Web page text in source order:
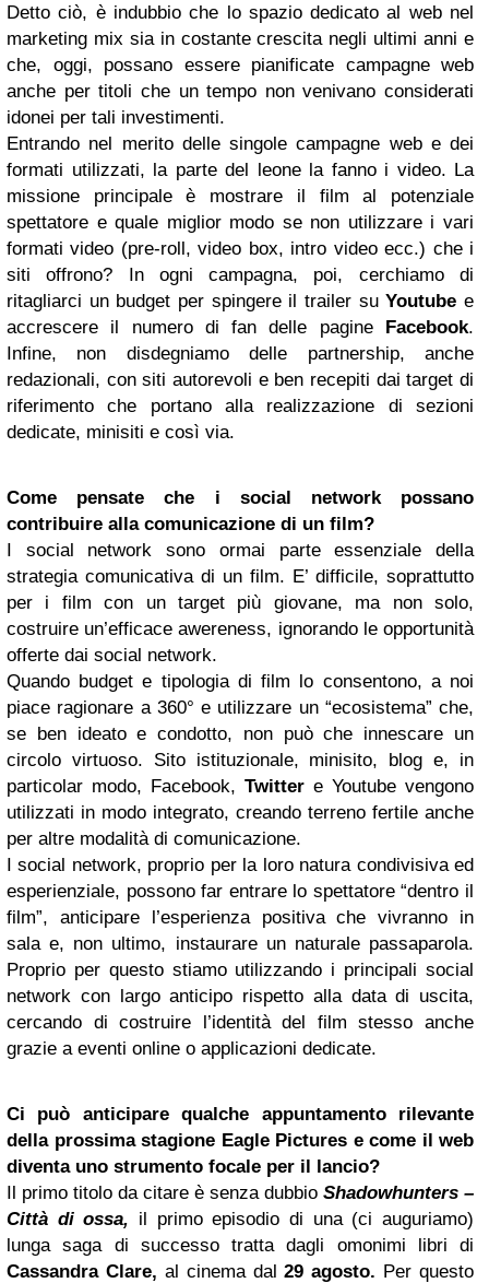
Detto ciò, è indubbio che lo spazio dedicato al web nel
marketing mix sia in costante crescita negli ultimi anni e
che, oggi, possano essere pianificate campagne web
anche per titoli che un tempo non venivano considerati
idonei per tali investimenti.
Entrando nel merito delle singole campagne web e dei
formati utilizzati, la parte del leone la fanno i video. La
missione principale è mostrare il film al potenziale
spettatore e quale miglior modo se non utilizzare i vari
formati video (pre-roll, video box, intro video ecc.) che i
siti offrono? In ogni campagna, poi, cerchiamo di
ritagliarci un budget per spingere il trailer suYoutube e
accrescere il numero di fan delle pagine Facebook.
Infine, non disdegniamo delle partnership, anche
redazionali, con siti autorevoli e ben recepiti dai target di
riferimento che portano alla realizzazione di sezioni
dedicate, minisiti e così via.
Come pensate che i social network possano
contribuire alla comunicazione di un film?
I social network sono ormai parte essenziale della
strategia comunicativa di un film. E’ difficile, soprattutto
per i film con un target più giovane, ma non solo,
costruire un’efficace awereness, ignorando le opportunità
offerte dai social network.
Quando budget e tipologia di film lo consentono, a noi
piace ragionare a 360° e utilizzare un “ecosistema” che,
se ben ideato e condotto, non può che innescare un
circolo virtuoso. Sito istituzionale, minisito, blog e, in
particolar modo, Facebook, Twitter e Youtube vengono
utilizzati in modo integrato, creando terreno fertile anche
per altre modalità di comunicazione.
I social network, proprio per la loro natura condivisiva ed
esperienziale, possono far entrare lo spettatore “dentro il
film”, anticipare l’esperienza positiva che vivranno in
sala e, non ultimo, instaurare un naturale passaparola.
Proprio per questo stiamo utilizzando i principali social
network con largo anticipo rispetto alla data di uscita,
cercando di costruire l’identità del film stesso anche
grazie a eventi online o applicazioni dedicate.
Ci può anticipare qualche appuntamento rilevante
della prossima stagione Eagle Pictures e come il web
diventa uno strumento focale per il lancio?
Il primo titolo da citare è senza dubbio Shadowhunters –
Città di ossa, il primo episodio di una (ci auguriamo)
lunga saga di successo tratta dagli omonimi libri di
Cassandra Clare, al cinema dal29 agosto. Per questo